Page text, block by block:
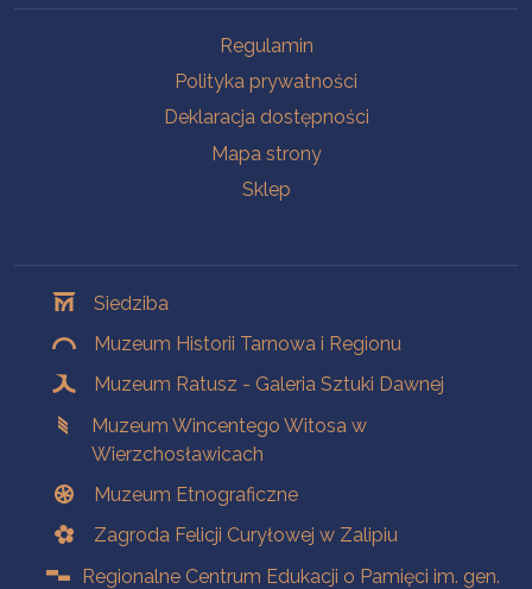
Regulamin
Polityka prywatności
Deklaracja dostępności
Mapa strony
Sklep
Siedziba
Muzeum Historii Tarnowa i Regionu
Muzeum Ratusz - Galeria Sztuki Dawnej
Muzeum Wincentego Witosa w
Wierzchosławicach
Muzeum Etnograficzne
Zagroda Felicji Curyłowej w Zalipiu
Regionalne Centrum Edukacji o Pamięci im. gen.